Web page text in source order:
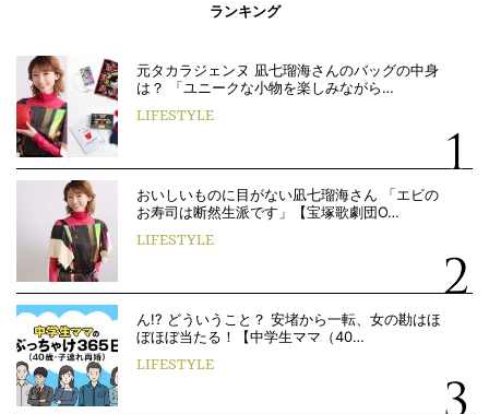
ランキング
元タカラジェンヌ 凪七瑠海さんのバッグの中身
は？ 「ユニークな小物を楽しみながら…
LIFESTYLE
おいしいものに目がない凪七瑠海さん 「エビの
お寿司は断然生派です」【宝塚歌劇団O…
LIFESTYLE
ん!? どういうこと？ 安堵から一転、女の勘はほ
ぼほぼ当たる！【中学生ママ（40…
LIFESTYLE